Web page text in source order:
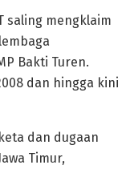
saling mengklaim
Bakti Turen.
dan hingga kini
dan dugaan
Timur,